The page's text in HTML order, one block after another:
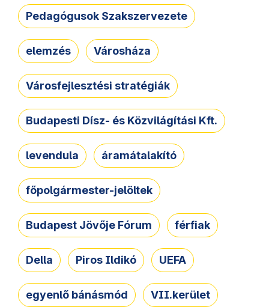
Pedagógusok Szakszervezete
elemzés Városháza
Városfejlesztési stratégiák
Budapesti Dísz- és Közvilágítási Kft.
levendula áramátalakító
főpolgármester-jelöltek
Budapest Jövője Fórum férfiak
Della Piros Ildikó UEFA
egyenlő bánásmód VII.kerület